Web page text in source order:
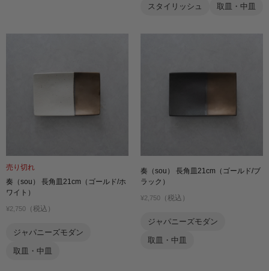
スタイリッシュ 取皿・中皿
売り切れ
奏（sou） 長角皿21cm（ゴールド/ホ
ワイト）
¥2,750 （税込）
ジャパニーズモダン
取皿・中皿
奏（sou） 長角皿21cm（ゴールド/ブ
ラック）
¥2,750 （税込）
ジャパニーズモダン
取皿・中皿